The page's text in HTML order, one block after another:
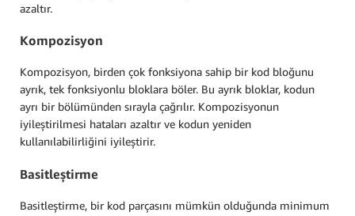
azaltır.
Kompozisyon
Kompozisyon, birden çok fonksiyona sahip bir kod bloğunu
ayrık, tek fonksiyonlu bloklara böler. Bu ayrık bloklar, kodun
ayrı bir bölümünden sırayla çağrılır. Kompozisyonun
iyileştirilmesi hataları azaltır ve kodun yeniden
kullanılabilirliğini iyileştirir.
Basitleştirme
Basitleştirme, bir kod parçasını mümkün olduğunda minimum